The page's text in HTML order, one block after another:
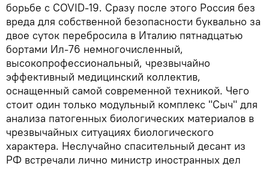
борьбе с COVID-19. Сразу после этого Россия без
вреда для собственной безопасности буквально за
двое суток перебросила в Италию пятнадцатью
бортами Ил-76 немногочисленный,
высокопрофессиональный, чрезвычайно
эффективный медицинский коллектив,
оснащенный самой современной техникой. Чего
стоит один только модульный комплекс "Сыч" для
анализа патогенных биологических материалов в
чрезвычайных ситуациях биологического
характера. Неслучайно спасительный десант из
РФ встречали лично министр иностранных дел